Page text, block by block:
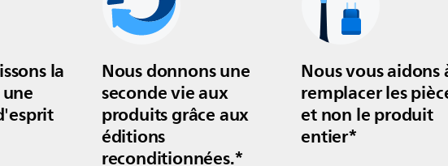
la Nous donnons une
seconde vie aux
produits grâce aux
éditions
reconditionnées.*
Nous vous aidons
remplacer les
et non le produit
entier*